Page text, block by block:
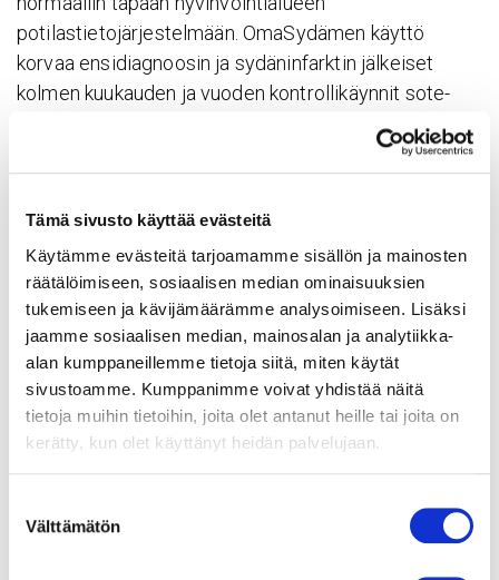
Tämä sivusto käyttää evästeitä
Käytämme evästeitä tarjoamamme sisällön ja mainosten
räätälöimiseen, sosiaalisen median ominaisuuksien
tukemiseen ja kävijämäärämme analysoimiseen. Lisäksi
jaamme sosiaalisen median, mainosalan ja analytiikka-
alan kumppaneillemme tietoja siitä, miten käytät
sivustoamme. Kumppanimme voivat yhdistää näitä
tietoja muihin tietoihin, joita olet antanut heille tai joita on
kerätty, kun olet käyttänyt heidän palvelujaan.
valinta
Välttämätön
potilastietojärjestelmään. OmaSydämen käyttö
korvaa ensidiagnoosin ja sydäninfarktin jälkeiset
kolmen kuukauden ja vuoden kontrollikäynnit sote-
– OmaSydämen käyttöönotto vastaa myös osaltaan
palvelujen yhteentoimivuudesta, sähköisten
palvelujen käytön lisäämisestä ja paremmasta
saavutettavuudesta. Digitaalisena palveluna se on
yhdenvertaisesti käytettävissä potilaan asuinpaikasta
riippumatta, toteaa Sydänsairaalan toimitusjohtaja
Pasi Lehto
Lisätietoa
Sydänsairaala, p. 050 494 0512,